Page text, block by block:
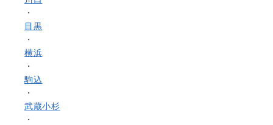
・
目黒
・
横浜
・
駒込
・
武蔵小杉
・